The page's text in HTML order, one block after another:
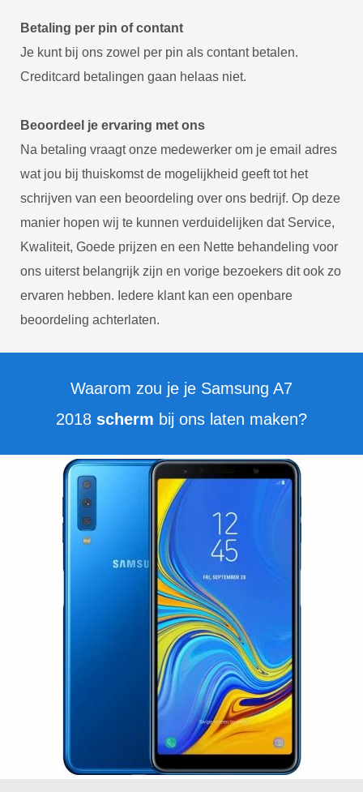
Betaling per pin of contant
Je kunt bij ons zowel per pin als contant betalen.
Creditcard betalingen gaan helaas niet.
Beoordeel je ervaring met ons
Na betaling vraagt onze medewerker om je email adres
wat jou bij thuiskomst de mogelijkheid geeft tot het
schrijven van een beoordeling over ons bedrijf. Op deze
manier hopen wij te kunnen verduidelijken dat Service,
Kwaliteit, Goede prijzen en een Nette behandeling voor
ons uiterst belangrijk zijn en vorige bezoekers dit ook zo
ervaren hebben. Iedere klant kan een openbare
beoordeling achterlaten.
Waarom zou je je Samsung A7
2018 scherm bij ons laten maken?